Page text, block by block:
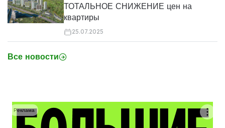
ТОТАЛЬНОЕ СНИЖЕНИЕ цен на
квартиры
25.07.2025
Все новости
Реклама